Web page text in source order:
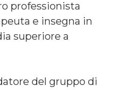
professionista
e insegna in
superiore a
del gruppo di